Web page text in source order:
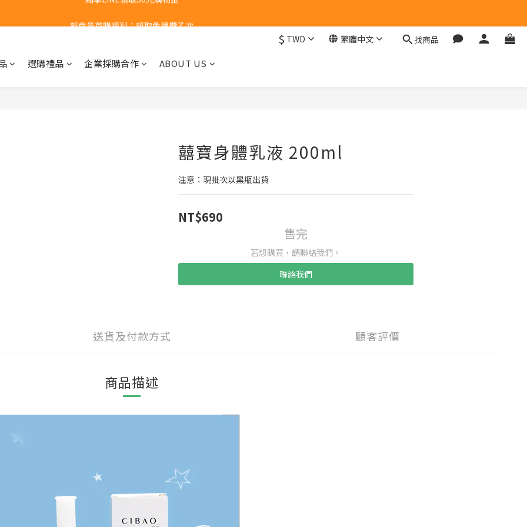
新會員首購福利：超取免運費乙次
$ TWD 繁體中文 找商品
選購禮品 企業採購合作 ABOUT US
囍寶身體乳液 200ml
注意：現批次以黑瓶出貨
NT$690
售完
若想購買，請聯絡我們。
聯絡我們
送貨及付款方式 顧客評價
商品描述